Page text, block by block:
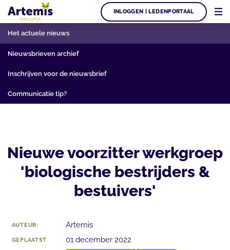
INLOGGEN | LEDENPORTAAL
Het actuele nieuws
Nieuwsbrieven archief
Inschrijven voor de nieuwsbrief
Communicatie tip?
Nieuwe voorzitter werkgroep
'biologische bestrijders &
bestuivers'
AUTEUR: Artemis
GEPLAATST 01 december 2022